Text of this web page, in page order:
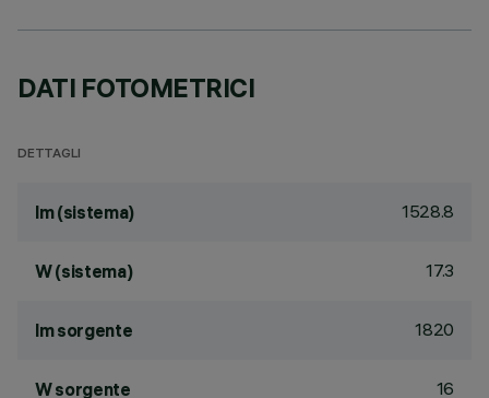
DATI FOTOMETRICI
DETTAGLI
lm (sistema) 1528.8
W (sistema) 17.3
lm sorgente 1820
W sorgente 16